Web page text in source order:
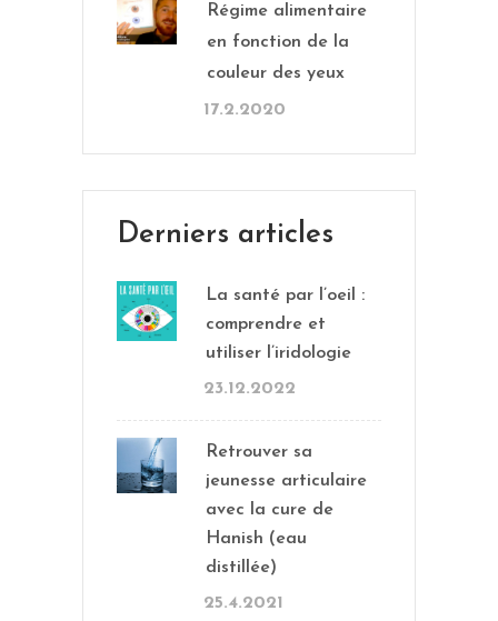
Régime alimentaire
en fonction de la
couleur des yeux
17.2.2020
Derniers articles
La santé par l’oeil :
comprendre et
utiliser l’iridologie
23.12.2022
Retrouver sa
jeunesse articulaire
avec la cure de
Hanish (eau
distillée)
25.4.2021